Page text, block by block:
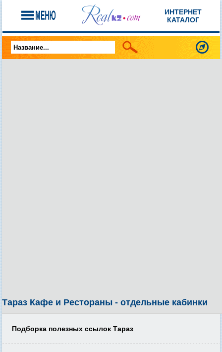
ИНТЕРНЕТ
КАТАЛОГ
Тараз Кафе и Рестораны - отдельные кабинки
Подборка полезных ссылок Тараз